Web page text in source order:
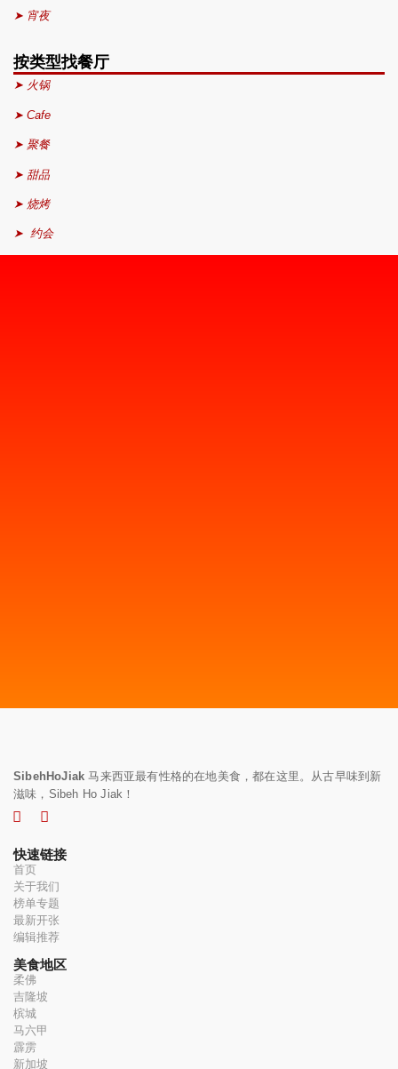
➤ 宵夜
按类型找餐厅
➤ 火锅
➤ Cafe
➤ 聚餐
➤ 甜品
➤ 烧烤
➤ 约会
SibehHoJiak 马来西亚最有性格的在地美食，都在这里。从古早味到新
滋味，Sibeh Ho Jiak！
快速链接
首页
关于我们
榜单专题
最新开张
编辑推荐
美食地区
柔佛
吉隆坡
槟城
马六甲
霹雳
新加坡